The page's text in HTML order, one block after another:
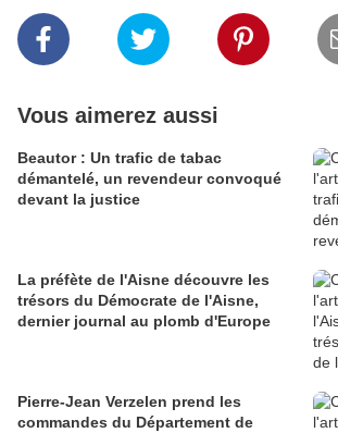
Vous aimerez aussi
Beautor : Un trafic de tabac
démantelé, un revendeur convoqué
devant la justice
La préfète de l'Aisne découvre les
trésors du Démocrate de l'Aisne,
dernier journal au plomb d'Europe
Pierre-Jean Verzelen prend les
commandes du Département de